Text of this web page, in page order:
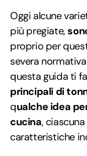
Oggi alcune
più pregiate,
proprio per
severa
questa guida ti
principali di
qualche idea
cucina,
caratteristiche